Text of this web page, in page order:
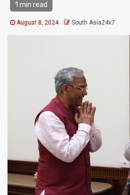
1 min read
August 8, 2024 South Asia24x7